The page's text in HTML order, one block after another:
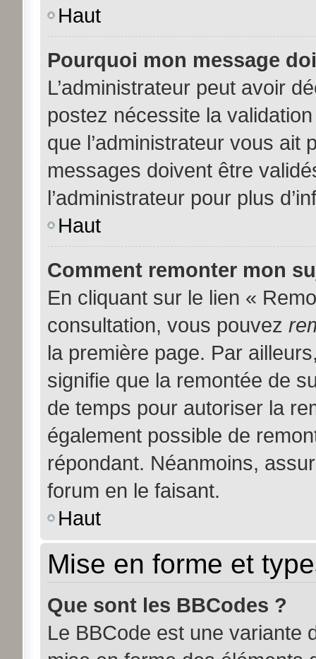
Haut
Pourquoi mon message
L’administrateur peut avoir
postez nécessite la
que l’administrateur vous ait
messages doivent être
l’administrateur pour plus
Haut
Comment remonter mon
En cliquant sur le lien «
consultation, vous pouvez
la première page. Par
signifie que la remontée de
de temps pour autoriser la
également possible de
répondant. Néanmoins,
forum en le faisant.
Haut
Mise en forme et
Que sont les BBCodes ?
Le BBCode est une variante